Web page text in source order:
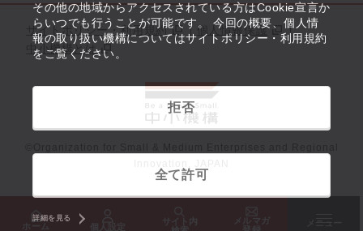
その他の地域からアクセスされている方はCookie宣言か
らいつでも行うことが可能です。 今回の概要、個人情
報の取り扱い機構についてはサイトポリシー・利用規約
をご覧ください。
拒否
全て許可
詳細を見る
ホーム 個人設定
サイト内
メルマガ
サイトポリシー・利用規約
個人情報保護
中小機構とは